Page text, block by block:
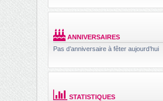
ANNIVERSAIRES
Pas d’anniversaire à fêter aujourd’hui
STATISTIQUES